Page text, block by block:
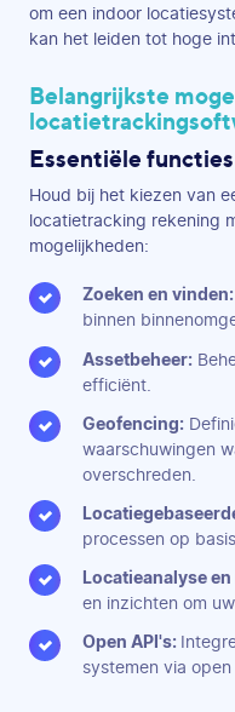
om een indoor
kan het leiden tot hoge
Belangrijkste
Essentiële functies
Houd bij het kiezen van
locatietracking rekening
mogelijkheden:
Zoeken en vinden:
binnen
Assetbeheer:
efficiënt.
Geofencing:
waarschuwingen
overschreden.
processen op
Locatieanalyse
en inzichten om
Open API's:
systemen via